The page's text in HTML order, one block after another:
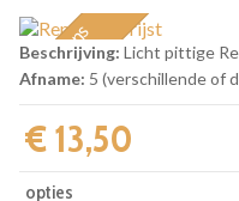
1 persoons
maaltijd
Beschrijving: Licht pittige
Afname: 5 (verschillende of
€ 13,50‎
opties